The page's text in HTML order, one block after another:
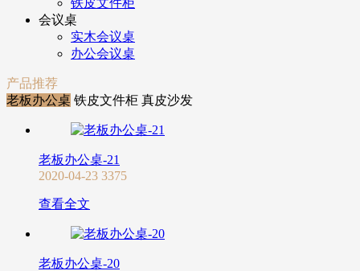
铁皮文件柜
会议桌
实木会议桌
办公会议桌
产品推荐
老板办公桌 铁皮文件柜 真皮沙发
老板办公桌-21
2020-04-23 3375
查看全文
老板办公桌-20